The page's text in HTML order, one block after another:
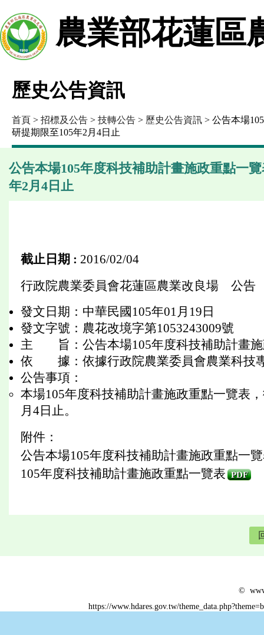
農業部花蓮區
歷史公告資訊
首頁 > 招標及公告 > 技轉公告 > 歷史公告資訊 > 公告本場
研提期限至105年2月4日止
公告本場105年度科技補助計畫施政重點一
年2月4日止
截止日期 : 2016/02/04
行政院農業委員會花蓮區農業改良場 公告
發文日期：中華民國105年01月19日
發文字號：農花改境字第1053243009號
主 旨：公告本場105年度科技補助計畫施
依 據：依據行政院農業委員會農業科技
公告事項：
本場105年度科技補助計畫施政重點一覽表
月4日止。
附件：
公告本場105年度科技補助計畫施政重點一
105年度科技補助計畫施政重點一覽表 PDF
©
https://www.hdares.gov.tw/